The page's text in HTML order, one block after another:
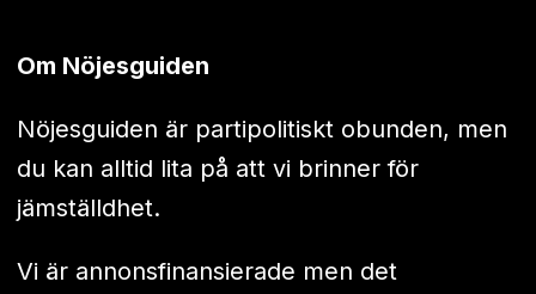
Om Nöjesguiden
Nöjesguiden är partipolitiskt obunden, men
du kan alltid lita på att vi brinner för
jämställdhet.
Vi är annonsfinansierade men det